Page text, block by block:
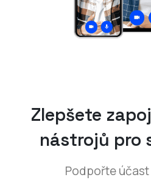
Zlepšete
nástrojů pro
Podpořte